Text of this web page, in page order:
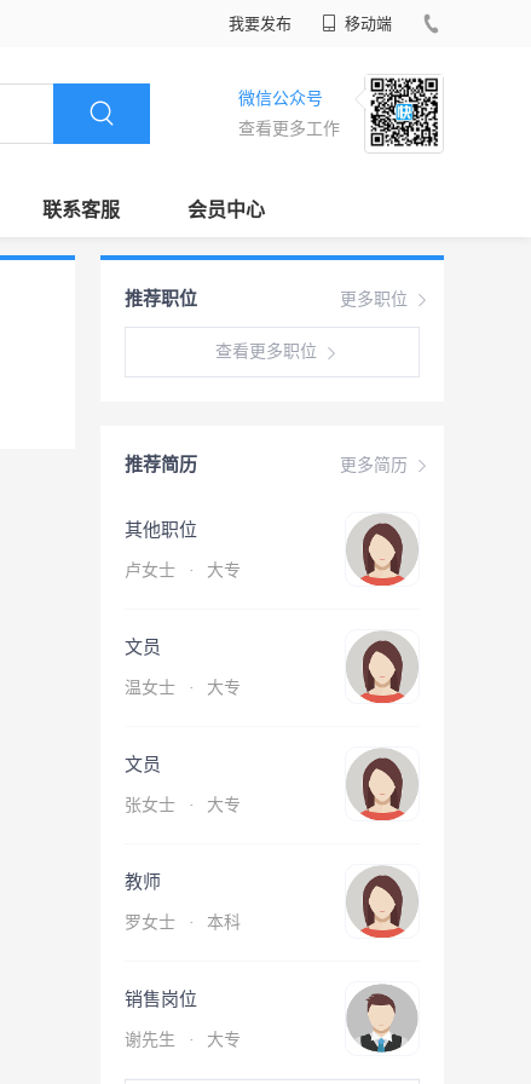
我要发布 移动端
微信公众号
查看更多工作
联系客服 会员中心
更多职位
推荐职位
查看更多职位
更多简历
推荐简历
其他职位
卢女士 · 大专
文员
温女士 · 大专
文员
张女士 · 大专
教师
罗女士 · 本科
销售岗位
谢先生 · 大专